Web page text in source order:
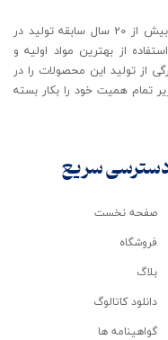
شرکت تجهیزات توانبخشی رهاورد مهر ایرانیان با بیش از 20 سال سابقه تولید در
از بهترین مواد اولیه و
از تولید این محصولات را در
تمام همیت خود را بکار بسته
صفحه نخست
فروشگاه
بلاگ
دانلود کاتالوگ
گواهینامه ها
سریع